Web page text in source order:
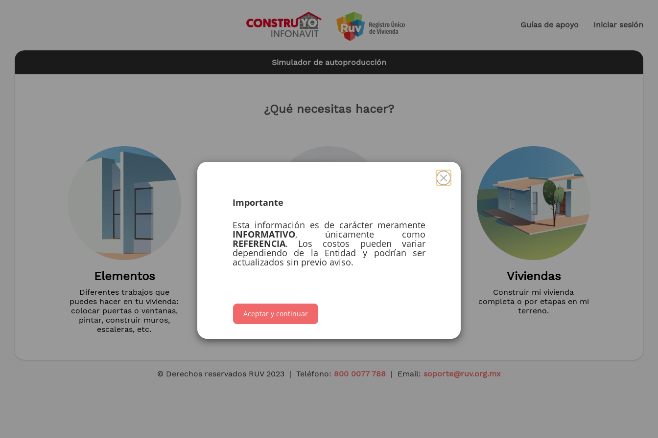
Guías de apoyo Iniciar sesión
Simulador de autoproducción
¿Qué necesitas hacer?
Elementos
Diferentes trabajos que
puedes hacer en tu vivienda:
colocar puertas o ventanas,
pintar, construir muros,
escaleras, etc.
Viviendas
Construir mi vivienda
completa o por etapas en mi
terreno.
© Derechos reservados RUV 2023 | Teléfono: 800 0077 788 | Email: soporte@ruv.org.mx
Importante
Esta información es de carácter meramente
INFORMATIVO, únicamente como
REFERENCIA. Los costos pueden variar
dependiendo de la Entidad y podrían ser
actualizados sin previo aviso.
Aceptar y continuar